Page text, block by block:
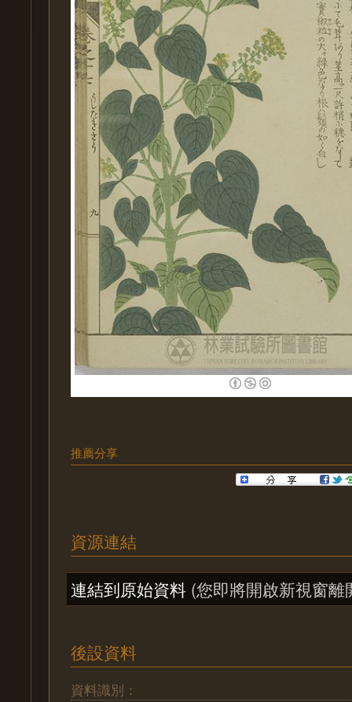
推薦分享
資源連結
連結到原始資料 (您即將開啟新視窗離
後設資料
資料識別：